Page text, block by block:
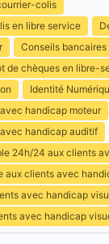
colis
en libre service
Conseils bancaires
de chèques en libre-
Identité
handicap moteur
handicap auditif
24h/24 aux clients
aux clients avec
avec handicap
avec handicap